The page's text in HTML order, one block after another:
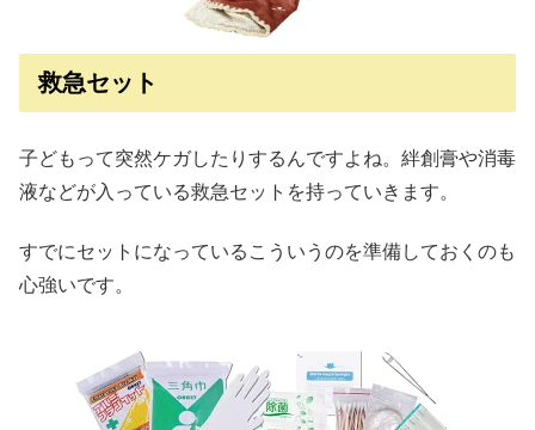
救急セット
子どもって突然ケガしたりするんですよね。絆創膏や消毒
液などが入っている救急セットを持っていきます。
すでにセットになっているこういうのを準備しておくのも
心強いです。